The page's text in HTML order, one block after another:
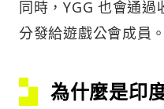
同時，YGG 也會通過
分發給遊戲公會成員。
為什麼是印